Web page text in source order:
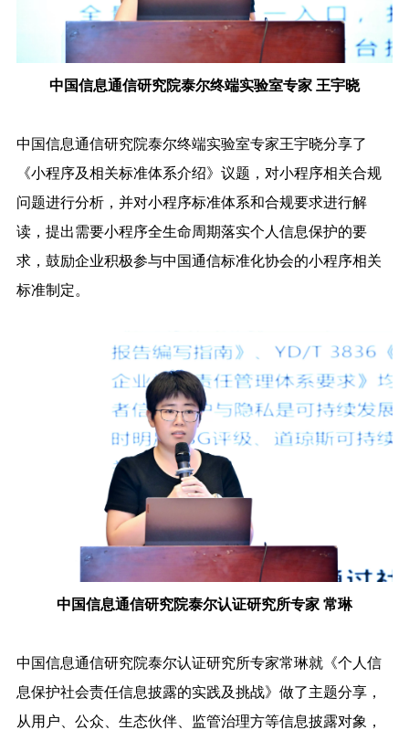
中国信息通信研究院泰尔终端实验室专家 王宇晓
中国信息通信研究院泰尔终端实验室专家王宇晓分享了
《小程序及相关标准体系介绍》议题，对小程序相关合规
问题进行分析，并对小程序标准体系和合规要求进行解
读，提出需要小程序全生命周期落实个人信息保护的要
求，鼓励企业积极参与中国通信标准化协会的小程序相关
标准制定。
中国信息通信研究院泰尔认证研究所专家 常琳
中国信息通信研究院泰尔认证研究所专家常琳就《个人信
息保护社会责任信息披露的实践及挑战》做了主题分享，
从用户、公众、生态伙伴、监管治理方等信息披露对象，